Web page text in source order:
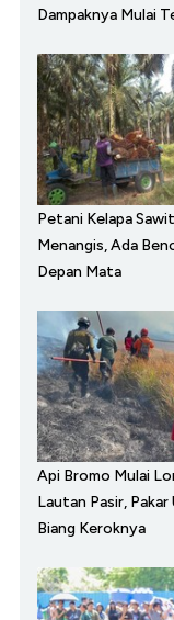
Dampaknya Mulai
Petani Kelapa
Menangis, Ada
Depan Mata
Api Bromo Mulai
Lautan Pasir, Pakar
Biang Keroknya